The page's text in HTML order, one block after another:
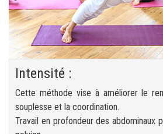
Intensité :
Cette méthode vise à améliorer le
souplesse et la coordination.
Travail en profondeur des abdominaux